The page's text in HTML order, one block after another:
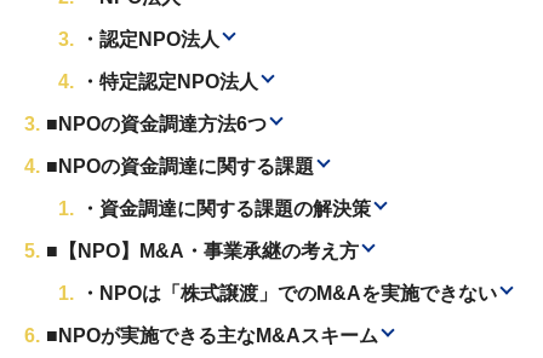
・認定NPO法人
・特定認定NPO法人
■NPOの資金調達方法6つ
■NPOの資金調達に関する課題
・資金調達に関する課題の解決策
■【NPO】M&A・事業承継の考え方
・NPOは「株式譲渡」でのM&Aを実施できない
■NPOが実施できる主なM&Aスキーム